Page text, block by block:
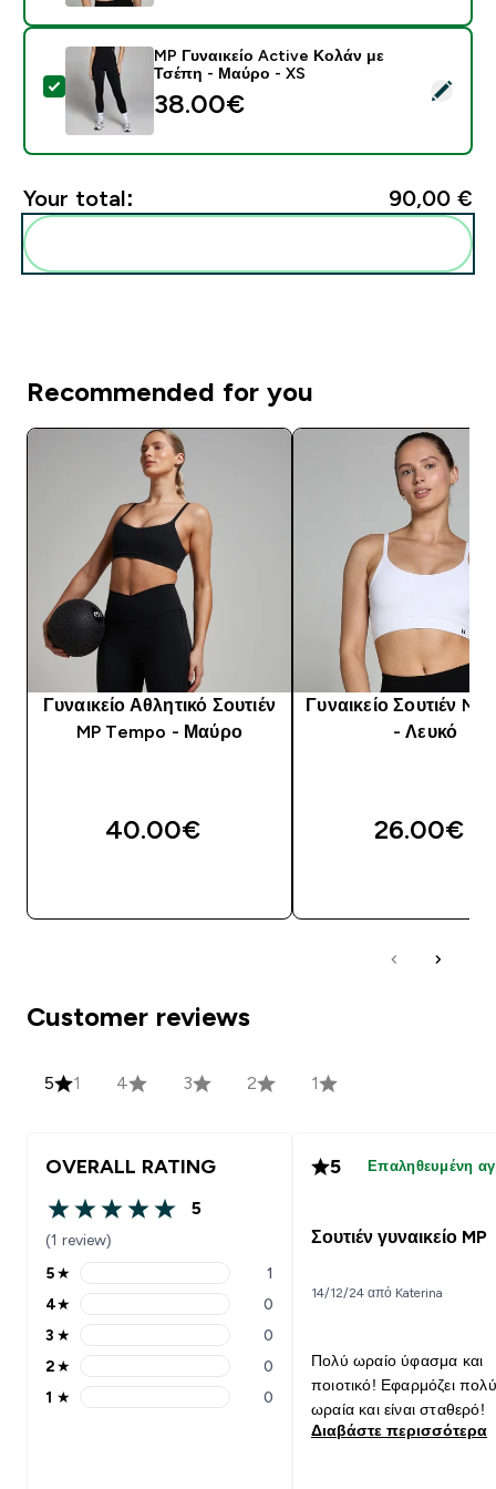
Select this product - MP Γυναικείο Active Κολάν με
MP Γυναικείο Active Κολάν με
Τσέπη - Μαύρο - XS
38.00€‎
Your total: 90,00 €‎
Recommended for you
Γυναικείο Αθλητικό Σουτιέν
MP Tempo - Μαύρο
40.00€‎
Γυναικείο Σουτιέν MP
- Λευκό
26.00€‎
Customer reviews
5 1 4 3 2 1
OVERALL RATING
5 out of 5 stars
5
(1 review)
5 stars rating 1 reviews
5★ 1
4 stars rating 0 reviews
4★ 0
3 stars rating 0 reviews
3 ★ 0
2 stars rating 0 reviews
2★ 0
1 stars rating 0 reviews
1 ★ 0
5 Επαληθευμένη
Σουτιέν γυναικείο MP
14/12/24 από Katerina
Πολύ ωραίο ύφασμα και
ποιοτικό! Εφαρμόζει πολύ
ωραία και είναι σταθερό!
Διαβάστε περισσότερα